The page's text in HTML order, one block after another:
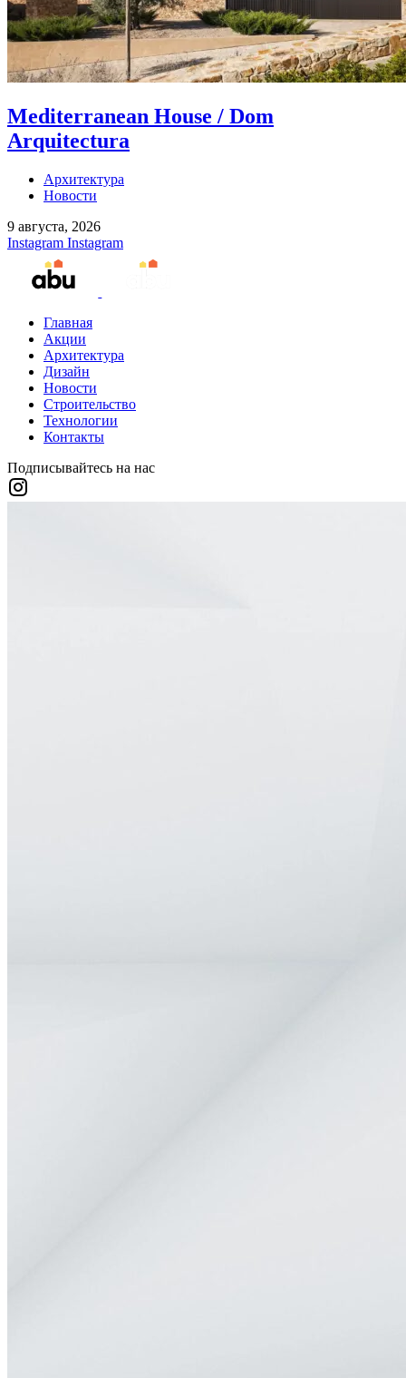
Mediterranean House / Dom
Arquitectura
Архитектура
Новости
9 августа, 2026
Instagram Instagram
Главная
Акции
Архитектура
Дизайн
Новости
Строительство
Технологии
Контакты
Подписывайтесь на нас